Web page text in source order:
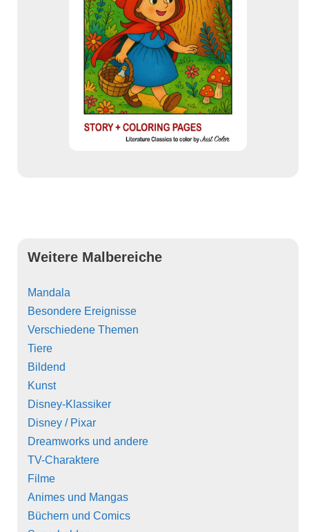
Weitere Malbereiche
Mandala
Besondere Ereignisse
Verschiedene Themen
Tiere
Bildend
Kunst
Disney-Klassiker
Disney / Pixar
Dreamworks und andere
TV-Charaktere
Filme
Animes und Mangas
Büchern und Comics